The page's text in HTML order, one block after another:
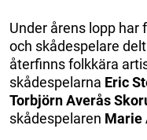
Under årens lopp
och skådespelare
återfinns folkkära
skådespelarna Eric
Torbjörn Averås
skådespelaren Marie